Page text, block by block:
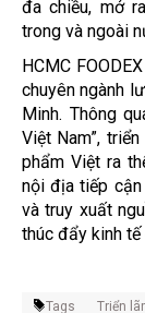
đa chiều, mở
trong và ngoài
HCMC
chuyên ngành
Minh. Thông
Việt Nam”,
phẩm Việt ra
nội địa tiếp cận
và truy xuất
thúc đẩy kinh tế
Tags Triển